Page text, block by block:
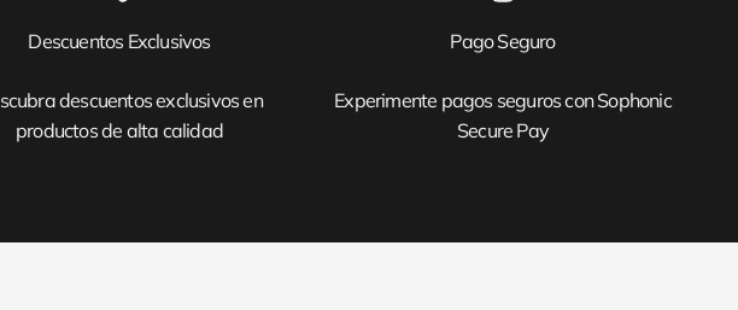
Descuentos Exclusivos
descuentos exclusivos en
productos de alta calidad
Pago Seguro
Experimente pagos seguros con Sophonic
Secure Pay